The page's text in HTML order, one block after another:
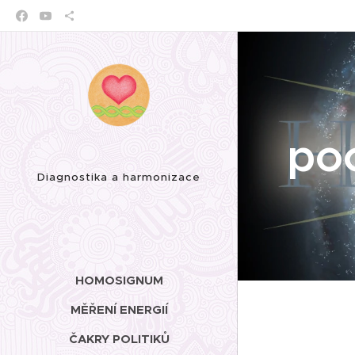
Diagnostika a harmonizace
HOMOSIGNUM
MĚŘENÍ ENERGIÍ
ČAKRY POLITIKŮ